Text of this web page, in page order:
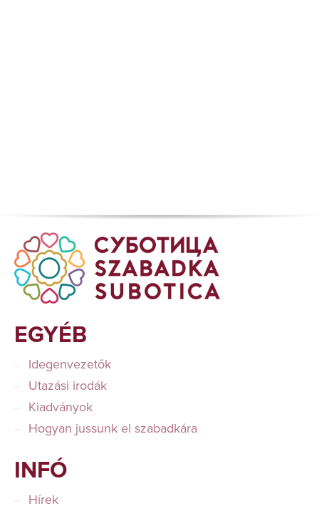
EGYÉB
Idegenvezetők
Utazási irodák
Kiadványok
Hogyan jussunk el szabadkára
INFÓ
Hírek